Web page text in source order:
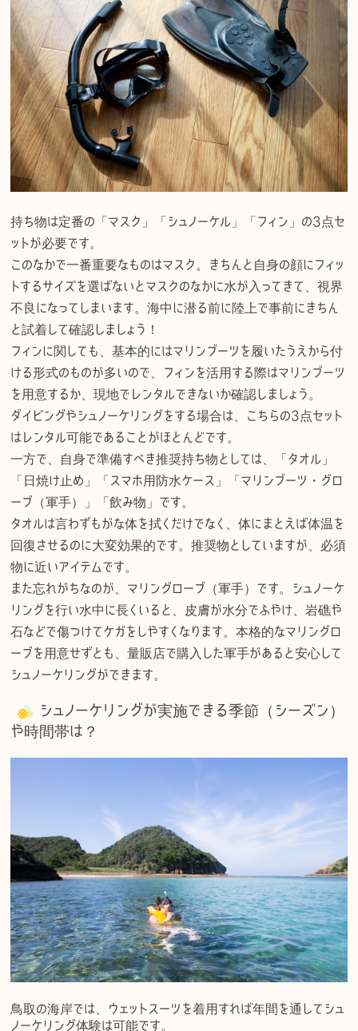
持ち物は定番の「マスク」「シュノーケル」「フィン」の3点セ
ットが必要です。
このなかで一番重要なものはマスク。きちんと自身の顔にフィッ
トするサイズを選ばないとマスクのなかに水が入ってきて、視界
不良になってしまいます。海中に潜る前に陸上で事前にきちん
と試着して確認しましょう！
フィンに関しても、基本的にはマリンブーツを履いたうえから付
ける形式のものが多いので、フィンを活用する際はマリンブーツ
を用意するか、現地でレンタルできないか確認しましょう。
ダイビングやシュノーケリングをする場合は、こちらの3点セット
はレンタル可能であることがほとんどです。
一方で、自身で準備すべき推奨持ち物としては、「タオル」
「日焼け止め」「スマホ用防水ケース」「マリンブーツ・グロ
ーブ（軍手）」「飲み物」です。
タオルは言わずもがな体を拭くだけでなく、体にまとえば体温を
回復させるのに大変効果的です。推奨物としていますが、必須
物に近いアイテムです。
また忘れがちなのが、マリングローブ（軍手）です。シュノーケ
リングを行い水中に長くいると、皮膚が水分でふやけ、岩礁や
石などで傷つけてケガをしやすくなります。本格的なマリングロ
ーブを用意せずとも、量販店で購入した軍手があると安心して
シュノーケリングができます。
シュノーケリングが実施できる季節（シーズン）
や時間帯は？
鳥取の海岸では、ウェットスーツを着用すれば年間を通してシュ
ノーケリング体験は可能です。